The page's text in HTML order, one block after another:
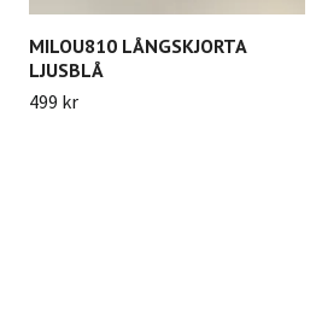
MILOU810 LÅNGSKJORTA
LJUSBLÅ
499 kr